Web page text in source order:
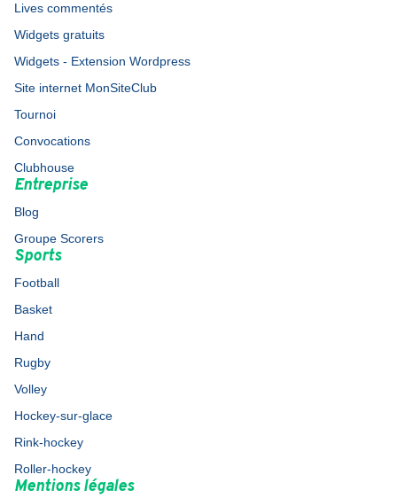
Lives commentés
Widgets gratuits
Widgets - Extension Wordpress
Site internet MonSiteClub
Tournoi
Convocations
Clubhouse
Entreprise
Blog
Groupe Scorers
Sports
Football
Basket
Hand
Rugby
Volley
Hockey-sur-glace
Rink-hockey
Roller-hockey
Mentions légales